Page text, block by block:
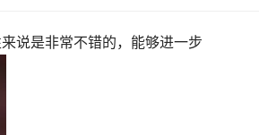
说是非常不错的，能够进一步